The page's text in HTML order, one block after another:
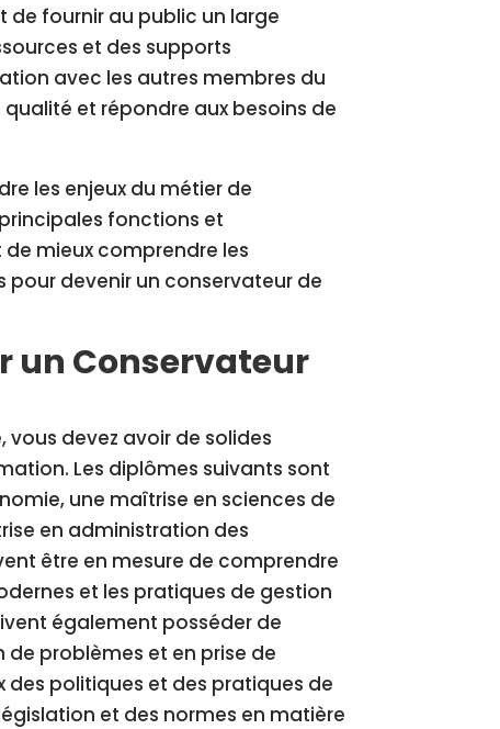
de fournir au public un large
et des supports
avec les autres membres du
et répondre aux besoins de
les enjeux du métier de
fonctions et
mieux comprendre les
devenir un conservateur de
un Conservateur
devez avoir de solides
Les diplômes suivants sont
une maîtrise en sciences de
en administration des
être en mesure de comprendre
et les pratiques de gestion
également posséder de
problèmes et en prise de
politiques et des pratiques de
et des normes en matière